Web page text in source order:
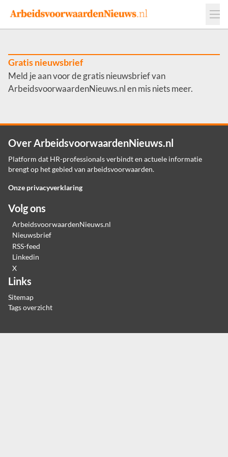
Events
Adverteren
Werkgevers
Contact
Gratis nieuwsbrief
Meld je aan voor de gratis nieuwsbrief van
ArbeidsvoorwaardenNieuws.nl en mis niets meer.
Over ArbeidsvoorwaardenNieuws.nl
Platform dat HR-professionals verbindt en actuele informatie
brengt op het gebied van arbeidsvoorwaarden.
Onze privacyverklaring
Volg ons
ArbeidsvoorwaardenNieuws.nl
Nieuwsbrief
RSS-feed
Linkedin
X
Links
Sitemap
Tags overzicht